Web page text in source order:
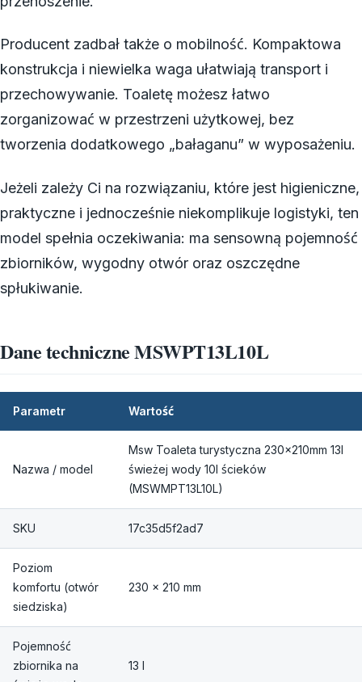
Producent zadbał także o mobilność. Kompaktowa
konstrukcja i niewielka waga ułatwiają transport i
przechowywanie. Toaletę możesz łatwo
zorganizować w przestrzeni użytkowej, bez
tworzenia dodatkowego „bałaganu” w wyposażeniu.
Jeżeli zależy Ci na rozwiązaniu, które jest higieniczne,
praktyczne i jednocześnie niekomplikuje logistyki, ten
model spełnia oczekiwania: ma sensowną pojemność
zbiorników, wygodny otwór oraz oszczędne
spłukiwanie.
Dane techniczne MSWPT13L10L
Parametr Wartość
Nazwa / model
Msw Toaleta turystyczna 230x210mm 13l
świeżej wody 10l ścieków
(MSWMPT13L10L)
SKU 17c35d5f2ad7
Poziom
komfortu (otwór
siedziska)
230 x 210 mm
Pojemność
zbiornika na
13 l